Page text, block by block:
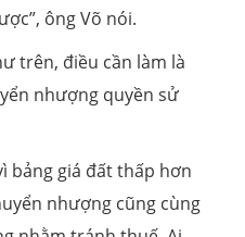
ông Võ nói.
trên, điều cần làm là
nhượng quyền sử
bảng giá đất thấp hơn
nhượng cũng cùng